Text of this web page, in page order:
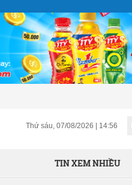
Thứ sáu, 07/08/2026 | 14:56
TIN XEM NHIỀU